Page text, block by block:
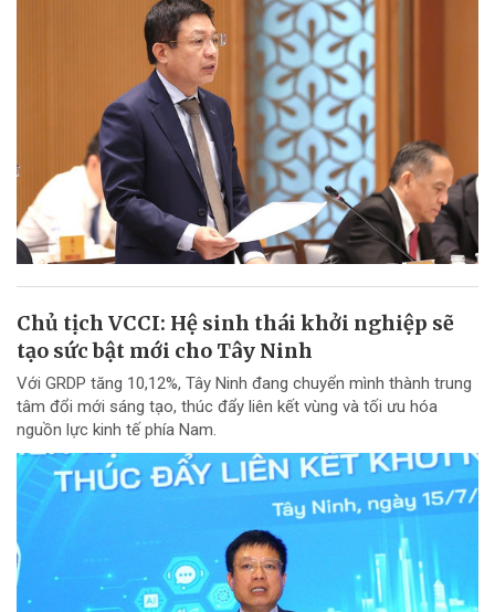
Chủ tịch VCCI: Hệ sinh thái khởi nghiệp sẽ
tạo sức bật mới cho Tây Ninh
Với GRDP tăng 10,12%, Tây Ninh đang chuyển mình thành trung
tâm đổi mới sáng tạo, thúc đẩy liên kết vùng và tối ưu hóa
nguồn lực kinh tế phía Nam.